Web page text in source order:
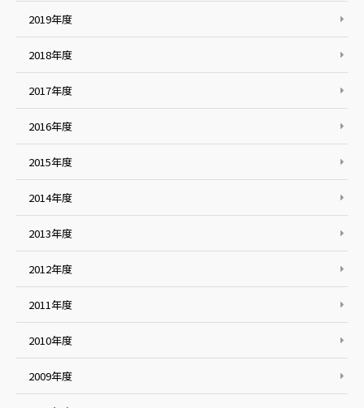
2019年度
2018年度
2017年度
2016年度
2015年度
2014年度
2013年度
2012年度
2011年度
2010年度
2009年度